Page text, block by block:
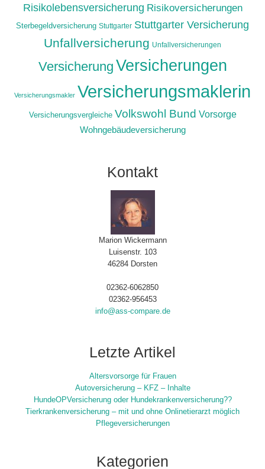
Risikolebensversicherung Risikoversicherungen
Sterbegeldversicherung Stuttgarter Stuttgarter Versicherung
Unfallversicherung Unfallversicherungen
Versicherung Versicherungen
Versicherungsmakler Versicherungsmaklerin
Versicherungsvergleiche Volkswohl Bund Vorsorge
Wohngebäudeversicherung
Kontakt
Marion Wickermann
Luisenstr. 103
46284 Dorsten
02362-6062850
02362-956453
info@ass-compare.de
Letzte Artikel
Altersvorsorge für Frauen
Autoversicherung – KFZ – Inhalte
HundeOPVersicherung oder Hundekrankenversicherung??
Tierkrankenversicherung – mit und ohne Onlinetierarzt möglich
Pflegeversicherungen
Kategorien